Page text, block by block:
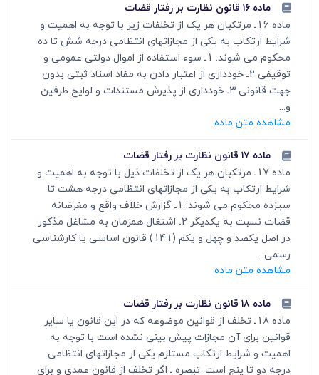
ماده ۱۶ قانون نظارت بر رفتار قضات
ماده 16ـ مرتکبان هر یک از تخلفات زیر با توجه به اهمیت و
شرایط ارتکاب به یکی از مجازاتهای انتظامی درجه شش تا ده
محکوم می شوند: 1ـ سوء استفاده از اموال دولتی عمومی و
توقیفی 2ـ خودداری از اعتبار دادن به مفاد اسناد ثبتی بدون
جهت قانونی 3ـ خودداری از پذیرش مستندات و لوایح طرفین
و...
مشاهده متن ماده
ماده ۱۷ قانون نظارت بر رفتار قضات
ماده 17ـ مرتکبان هر یک از تخلفات ذیل با توجه به اهمیت و
شرایط ارتکاب به یکی از مجازاتهای انتظامی درجه هشت تا
سیزده محکوم می شوند: 1ـ گزارش خلاف واقع و مغرضانه
قضات نسبت به یکدیگر 2ـ اشتغال همزمان به مشاغل مذکور
در اصل یکصد و چهل و یکم (141) قانون اساسی یا کارشناسی
رسمی...
مشاهده متن ماده
ماده ۱۸ قانون نظارت بر رفتار قضات
ماده 18ـ تخلف از قوانین موضوعه که در این قانون یا سایر
قوانین برای آن مجازات پیش بینی نشده است با توجه به
اهمیت و شرایط ارتکاب مستلزم یکی از مجازاتهای انتظامی
درجه دو تا پنج است. تبصره ـ اگر تخلف از قانون عمدی و برای